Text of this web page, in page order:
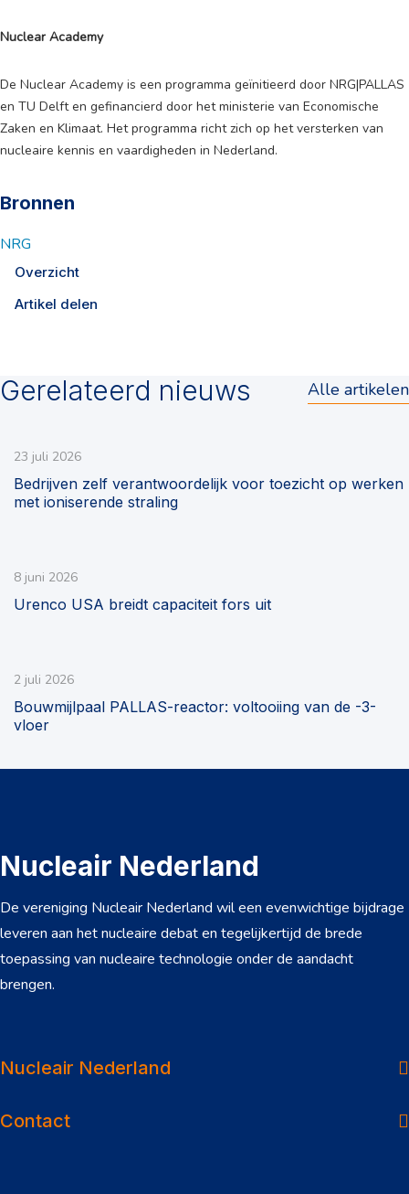
Nuclear Academy
De Nuclear Academy is een programma geïnitieerd door NRG|PALLAS
en TU Delft en gefinancierd door het ministerie van Economische
Zaken en Klimaat. Het programma richt zich op het versterken van
nucleaire kennis en vaardigheden in Nederland.
Bronnen
NRG
Overzicht
Artikel delen
Gerelateerd nieuws Alle artikelen
Bedrijven zelf verantwoordelijk voor toezicht op werken
met ioniserende straling
23 juli 2026
Urenco USA breidt capaciteit fors uit
8 juni 2026
Bouwmijlpaal PALLAS-reactor: voltooiing van de -3-
vloer
2 juli 2026
Nucleair Nederland
De vereniging Nucleair Nederland wil een evenwichtige bijdrage
leveren aan het nucleaire debat en tegelijkertijd de brede
toepassing van nucleaire technologie onder de aandacht
brengen.
Nucleair Nederland
Contact